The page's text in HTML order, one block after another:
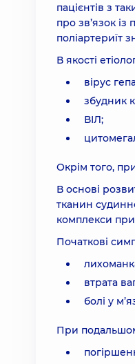
пацієнтів з
про зв’язок
поліартериїт
В якості
вірус
збудник
ВІЛ;
Окрім того,
В основі
тканин
комплекси
Початкові
втрата
болі у
При